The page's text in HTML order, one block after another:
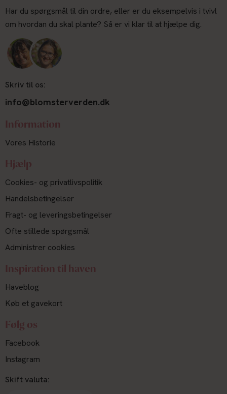
Har du spørgsmål til din ordre, eller er du eksempelvis i tvivl
om hvordan du skal plante? Så er vi klar til at hjælpe dig.
Skriv til os:
info@blomsterverden.dk
Information
Vores Historie
Hjælp
Cookies- og privatlivspolitik
Handelsbetingelser
Fragt- og leveringsbetingelser
Ofte stillede spørgsmål
Administrer cookies
Inspiration til haven
Haveblog
Køb et gavekort
Følg os
Facebook
Instagram
Skift valuta: